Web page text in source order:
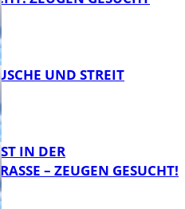
UND STREIT
IN DER
– ZEUGEN GESUCHT!